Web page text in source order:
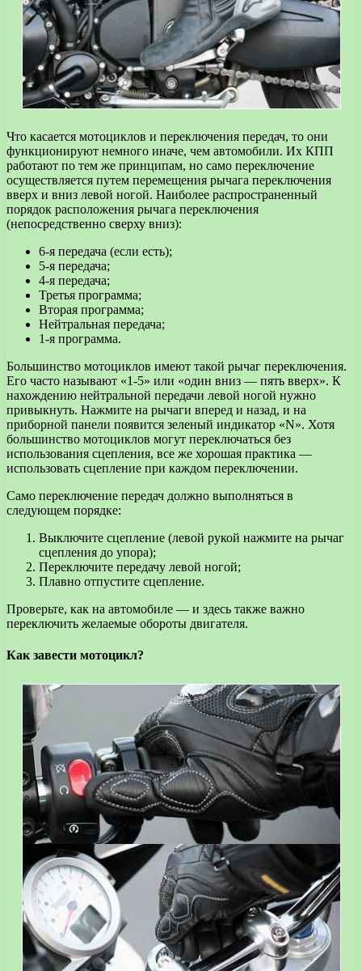
Что касается мотоциклов и переключения передач, то они
функционируют немного иначе, чем автомобили. Их КПП
работают по тем же принципам, но само переключение
осуществляется путем перемещения рычага переключения
вверх и вниз левой ногой. Наиболее распространенный
порядок расположения рычага переключения
(непосредственно сверху вниз):
6-я передача (если есть);
5-я передача;
4-я передача;
Третья программа;
Вторая программа;
Нейтральная передача;
1-я программа.
Большинство мотоциклов имеют такой рычаг переключения.
Его часто называют «1-5» или «один вниз — пять вверх». К
нахождению нейтральной передачи левой ногой нужно
привыкнуть. Нажмите на рычаги вперед и назад, и на
приборной панели появится зеленый индикатор «N». Хотя
большинство мотоциклов могут переключаться без
использования сцепления, все же хорошая практика —
использовать сцепление при каждом переключении.
Само переключение передач должно выполняться в
следующем порядке:
Выключите сцепление (левой рукой нажмите на рычаг
сцепления до упора);
Переключите передачу левой ногой;
Плавно отпустите сцепление.
Проверьте, как на автомобиле — и здесь также важно
переключить желаемые обороты двигателя.
Как завести мотоцикл?